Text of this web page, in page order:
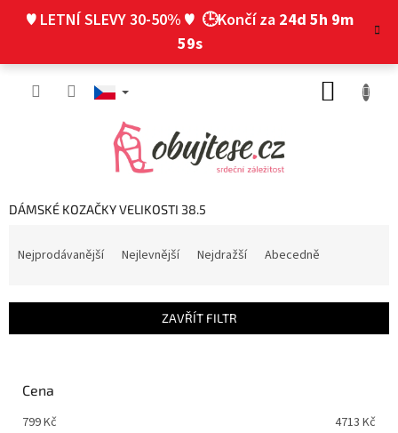
♥ LETNÍ SLEVY 30-50% ♥ 🕒Končí za 24d 5h 9m
58s
DÁMSKÉ KOZAČKY VELIKOSTI 38.5
í
Nejprodávanější Nejlevnější Nejdražší Abecedně
ZAVŘÍT FILTR
Cena
799Kč 4713 Kč